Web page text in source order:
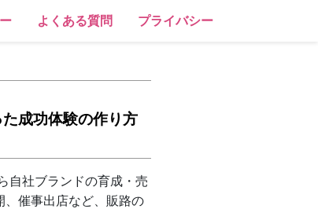
よくある質問 プライバシー
成功体験の作り方
自社ブランドの育成・売
、催事出店など、販路の